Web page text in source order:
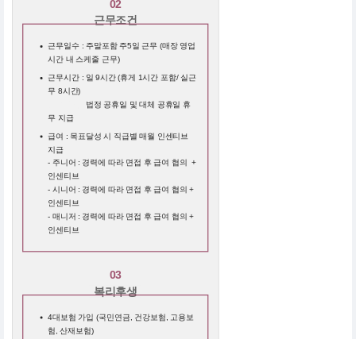
02
근무조건
근무일수 : 주말포함 주5일 근무 (매장 영업
시간 내 스케줄 근무)
근무시간 : 일 9시간 (휴게 1시간 포함/ 실근
무 8시간)
법정 공휴일 및 대체 공휴일 휴
무 지급
급여 : 목표달성 시 직급별 매월 인센티브
지급
- 주니어 : 경력에 따라 면접 후 급여 협의 +
인센티브
- 시니어 : 경력에 따라 면접 후 급여 협의 +
인센티브
- 매니저 : 경력에 따라 면접 후 급여 협의 +
인센티브
03
복리후생
4대보험 가입 (국민연금, 건강보험, 고용보
험, 산재보험)